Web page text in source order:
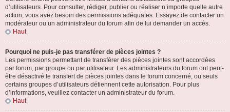
d’utilisateurs. Pour consulter, rédiger, publier ou réaliser n’importe quelle autre
action, vous avez besoin des permissions adéquates. Essayez de contacter un
modérateur ou un administrateur du forum afin de lui demander un accès.
Haut
Pourquoi ne puis-je pas transférer de pièces jointes ?
Les permissions permettant de transférer des pièces jointes sont accordées
par forum, par groupe ou par utilisateur. Les administrateurs du forum ont peut-
être désactivé le transfert de pièces jointes dans le forum concerné, ou seuls
certains groupes d’utilisateurs détiennent cette autorisation. Pour plus
d’informations, veuillez contacter un administrateur du forum.
Haut